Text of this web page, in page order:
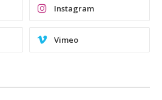
Instagram
Vimeo